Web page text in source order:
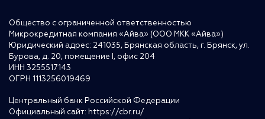
Общество с ограниченной ответственностью
Микрокредитная компания «Айва» (ООО МКК «Айва»)
Юридический адрес: 241035, Брянская область, г. Брянск, ул.
Бурова, д. 20, помещение I, офис 204
ИНН 3255517143
ОГРН 1113256019469
Центральный банк Российской Федерации
Официальный сайт: https://cbr.ru/